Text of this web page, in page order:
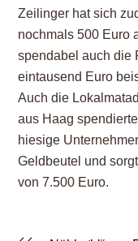
Zeilinger hat sich
nochmals 500 Euro
spendabel auch die
eintausend Euro
Auch die
aus Haag
hiesige
Geldbeutel und
von 7.500 Euro.